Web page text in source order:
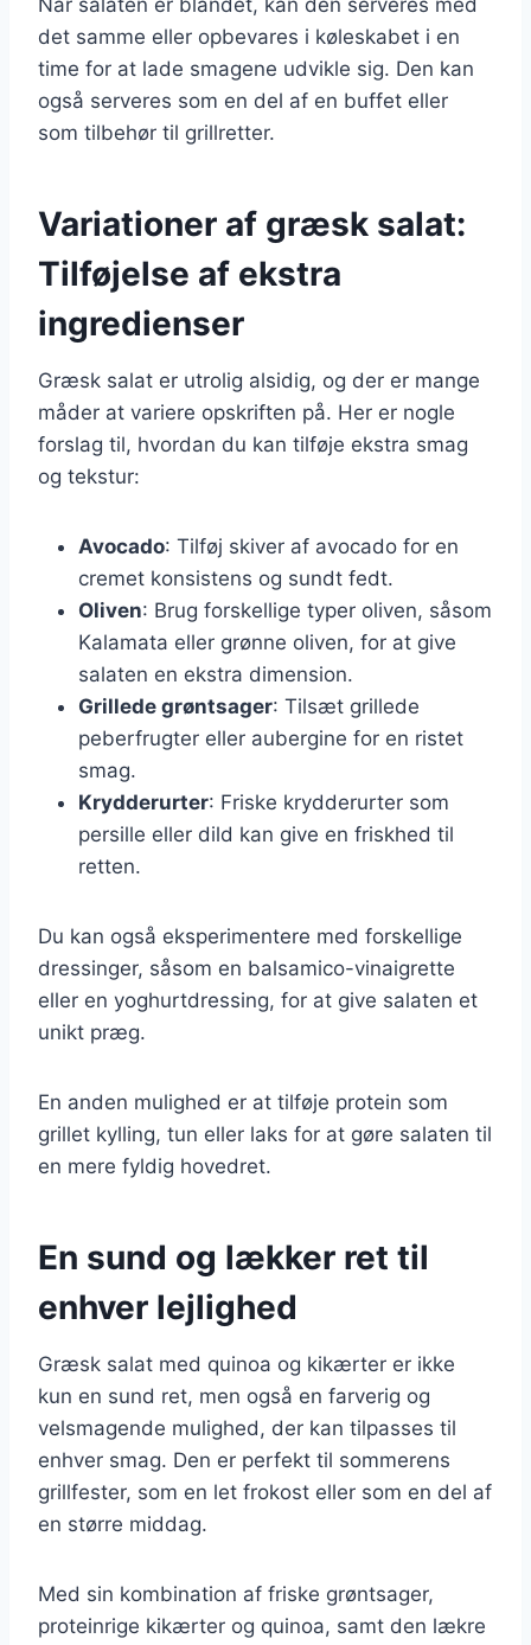
det samme eller opbevares i køleskabet i en
time for at lade smagene udvikle sig. Den kan
også serveres som en del af en buffet eller
som tilbehør til grillretter.
Variationer af græsk salat:
Tilføjelse af ekstra
ingredienser
Græsk salat er utrolig alsidig, og der er mange
måder at variere opskriften på. Her er nogle
forslag til, hvordan du kan tilføje ekstra smag
og tekstur:
Avocado: Tilføj skiver af avocado for en
cremet konsistens og sundt fedt.
Oliven: Brug forskellige typer oliven, såsom
Kalamata eller grønne oliven, for at give
salaten en ekstra dimension.
Grillede grøntsager: Tilsæt grillede
peberfrugter eller aubergine for en ristet
smag.
Krydderurter: Friske krydderurter som
persille eller dild kan give en friskhed til
retten.
Du kan også eksperimentere med forskellige
dressinger, såsom en balsamico-vinaigrette
eller en yoghurtdressing, for at give salaten et
unikt præg.
En anden mulighed er at tilføje protein som
grillet kylling, tun eller laks for at gøre salaten til
en mere fyldig hovedret.
En sund og lækker ret til
enhver lejlighed
Græsk salat med quinoa og kikærter er ikke
kun en sund ret, men også en farverig og
velsmagende mulighed, der kan tilpasses til
enhver smag. Den er perfekt til sommerens
grillfester, som en let frokost eller som en del af
en større middag.
Med sin kombination af friske grøntsager,
proteinrige kikærter og quinoa, samt den lækre